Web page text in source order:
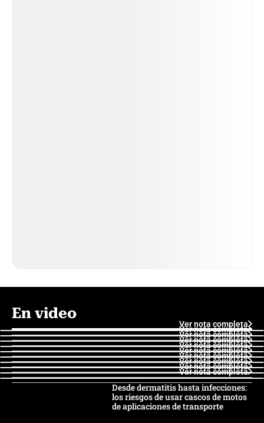
En video
Ver nota completa
Ver nota completa
Ver nota completa
Ver nota completa
Ver nota completa
Ver nota completa
Ver nota completa
Ver nota completa
Ver nota completa
Ver nota completa
Desde dermatitis hasta infecciones:
los riesgos de usar cascos de motos
de aplicaciones de transporte